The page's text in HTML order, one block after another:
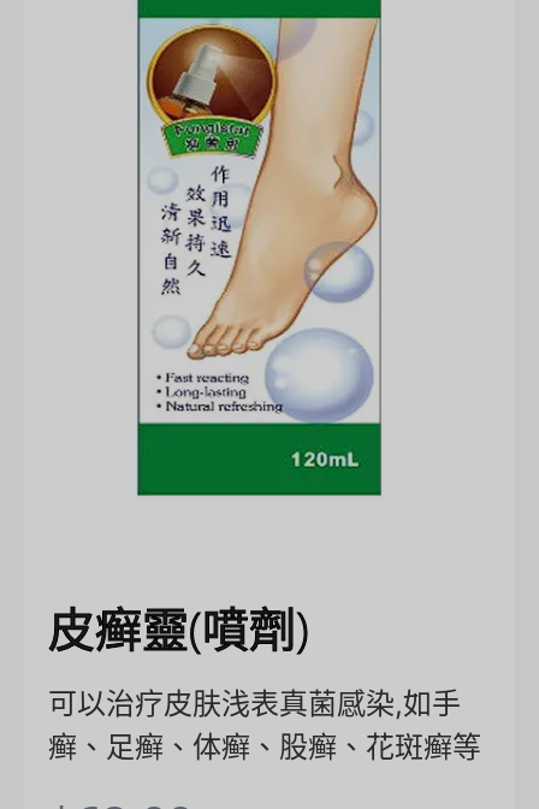
皮癣靈(噴劑)
可以治疗皮肤浅表真菌感染,如手
癣、足癣、体癣、股癣、花斑癣等